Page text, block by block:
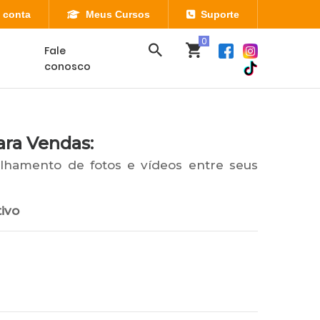
conta Meus Cursos Suporte
Fale
conosco
Vendas:
de fotos e vídeos entre seus